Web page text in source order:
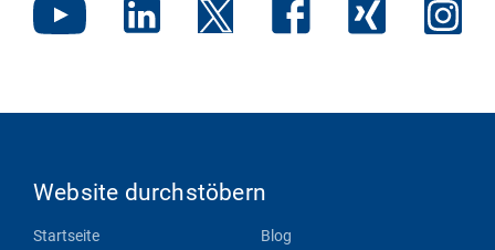
Website durchstöbern
Startseite Blog